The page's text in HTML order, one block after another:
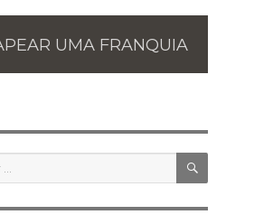
UMA FRANQUIA